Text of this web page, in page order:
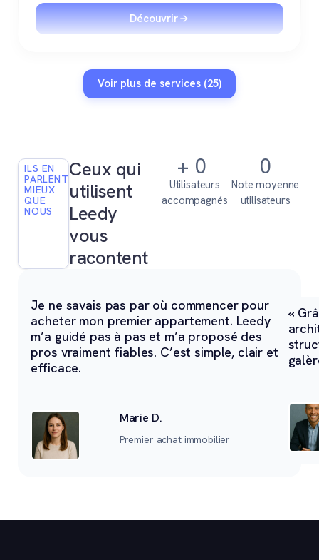
Découvrir
Voir plus de services (25)
ILS EN
PARLENT
MIEUX
QUE
NOUS
Ceux qui
utilisent
Leedy
vous
racontent
+ 0
Utilisateurs
accompagnés
0
Note moyenne
utilisateurs
Je ne savais pas par où commencer pour
acheter mon premier appartement. Leedy
m’a guidé pas à pas et m’a proposé des
pros vraiment fiables. C’est simple, clair et
efficace.
Marie D.
Premier achat immobilier
«